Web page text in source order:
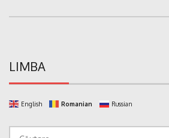
LIMBA
English Romanian Russian